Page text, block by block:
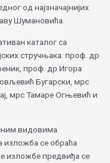
од најзначајнијих
Шумановића.
каталог са
стручњака: проф. др
проф. др Игора
Бугарски, мрс
мрс Тамаре Огњевић и
видовима
изложба се обраћа
изложбе предвиђа се